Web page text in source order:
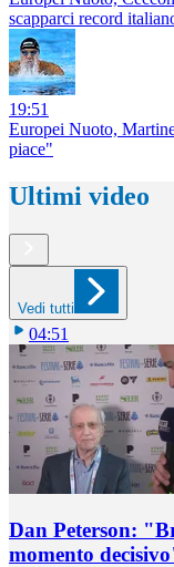
scapparci record
19:51
Europei Nuoto,
piace"
Ultimi video
Vedi tutti
04:51
Dan Peterson:
momento